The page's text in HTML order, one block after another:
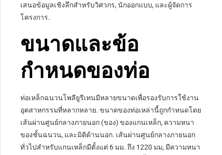
เสนอข้อมูลเชิงลึกสำหรับวิศวกร, นักออกแบบ, และผู้จัดการ
โครงการ.
ขนาดและข้อ
กำหนดของท่อ
ท่อเหล็กฉนวนโพลียูรีเทนมีหลายขนาดเพื่อรองรับการใช้งาน
อุตสาหกรรมที่หลากหลาย. ขนาดของท่อเหล่านี้ถูกกำหนดโดย
เส้นผ่านศูนย์กลางภายนอก (ของ) ของแกนเหล็ก, ความหนา
ของชั้นฉนวน, และมิติด้านนอก. เส้นผ่านศูนย์กลางภายนอก
ทั่วไปสำหรับแกนเหล็กมีตั้งแต่ 6 มม. ถึง 1220 มม, มีความหนา